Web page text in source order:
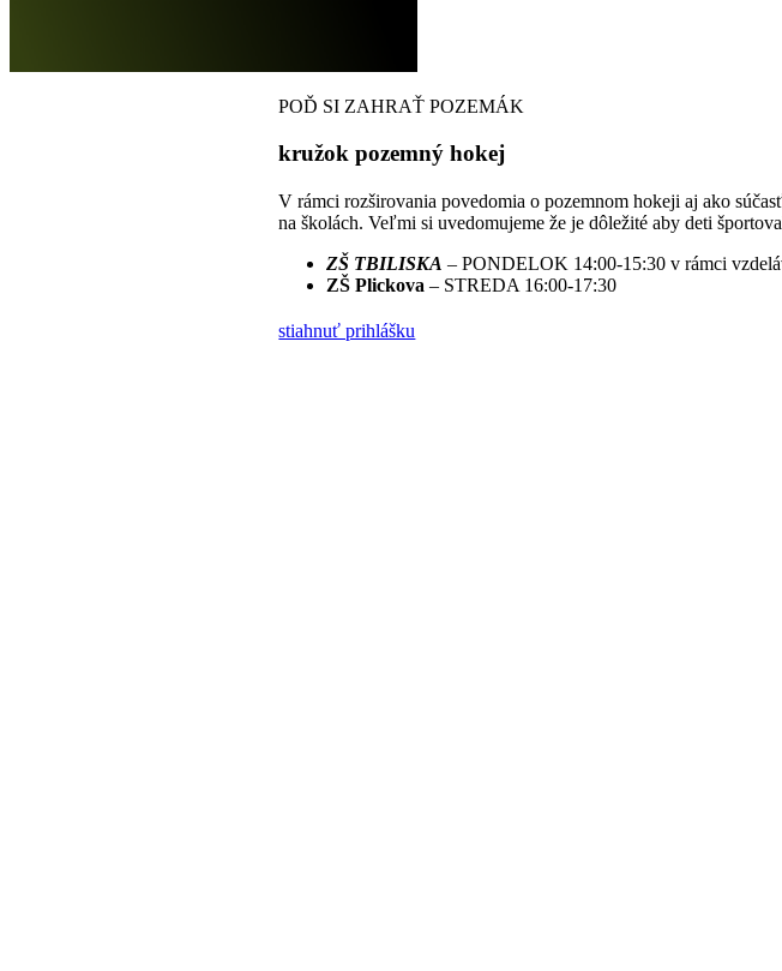
POĎ SI ZAHRAŤ POZEMÁK
kružok pozemný hokej
V rámci rozširovania povedomia o pozemnom hokeji aj ako
na školách. Veľmi si uvedomujeme že je dôležité aby deti
ZŠ TBILISKA – PONDELOK 14:00-15:30 v rámci
ZŠ Plickova– STREDA 16:00-17:30
stiahnuť prihlášku